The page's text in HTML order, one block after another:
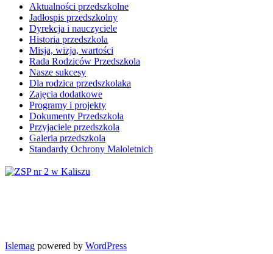
Aktualności przedszkolne
Jadłospis przedszkolny
Dyrekcja i nauczyciele
Historia przedszkola
Misja, wizja, wartości
Rada Rodziców Przedszkola
Nasze sukcesy
Dla rodzica przedszkolaka
Zajęcia dodatkowe
Programy i projekty
Dokumenty Przedszkola
Przyjaciele przedszkola
Galeria przedszkola
Standardy Ochrony Małoletnich
Islemag powered by WordPress